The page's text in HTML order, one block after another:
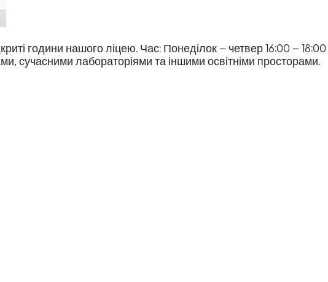
години нашого ліцею. Час: Понеділок – четвер 16:00 – 18:00
сучасними лабораторіями та іншими освітніми просторами.